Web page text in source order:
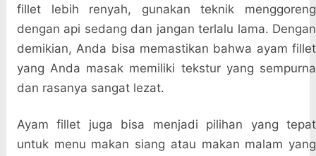
fillet lebih renyah, gunakan teknik menggoreng
dengan api sedang dan jangan terlalu lama. Dengan
demikian, Anda bisa memastikan bahwa ayam fillet
yang Anda masak memiliki tekstur yang sempurna
dan rasanya sangat lezat.
Ayam fillet juga bisa menjadi pilihan yang tepat
untuk menu makan siang atau makan malam yang